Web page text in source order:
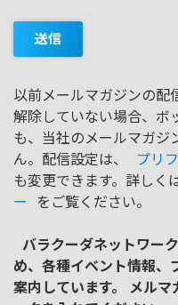
送信
以前メールマガジンの配
解除していない場合、ボ
も、当社のメールマガジ
ん。配信設定は、
プリ
も変更できます。詳しく
ー
をご覧ください。
バラクーダネットワー
め、各種イベント情報、
案内しています。 メル